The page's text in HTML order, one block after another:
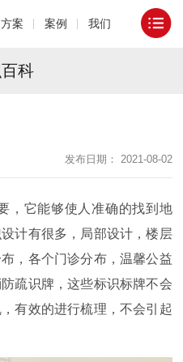
方案 案例 我们
科
发布日期： 2021-08-02
，它能够使人准确的找到地
计有很多，局部设计，楼层
，各个门诊分布，温馨公益
疏识牌，这些标识标牌不会
有效的进行梳理，不会引起